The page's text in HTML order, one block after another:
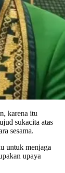
karena itu
sukacita atas
sesama.
untuk menjaga
upaya